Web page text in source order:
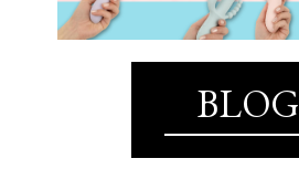
BLOG